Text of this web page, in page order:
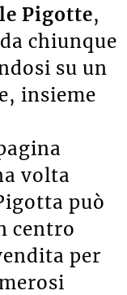
Pigotte,
chiunque
su un
insieme
volta
può
centro
per